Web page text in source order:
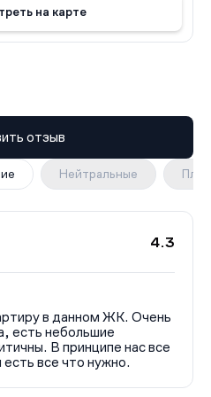
приобрести
комплексе.
на карте
Нейтральные
отзыв
4.3
в данном ЖК. Очень
есть небольшие
В принципе нас все
все что нужно.